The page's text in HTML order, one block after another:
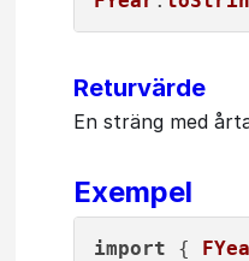
Returvärde
En sträng med
Exempel
import {